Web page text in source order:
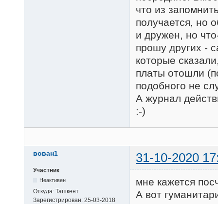
что из
получается, но
и дружен, но
прошу других -
которые
платы отошли
подобного не
А журнал
:-)
вован1 31-10-2020
Участник
Неактивен
Откуда: Ташкент
Зарегистрирован: 25-03-2018
мне кажется
А вот